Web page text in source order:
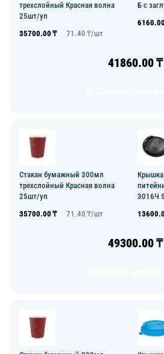
трехслойный Красная волна
25шт/уп
35700.00 ₸ 71.40 ₸/шт
Б с
6160.00
41860.00₸
Стакан бумажный 300мл
трехслойный Красная волна
25шт/уп
35700.00 ₸ 71.40 ₸/шт
Крышка
3016Ч
49300.00₸